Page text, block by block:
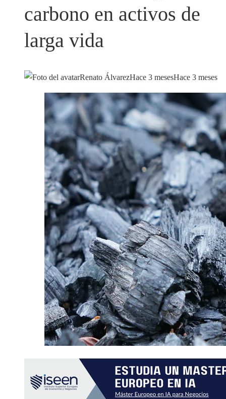
carbono en activos de
larga vida
Renato ÁlvarezHace 3 mesesHace 3 meses